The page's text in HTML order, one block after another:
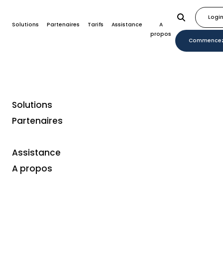
Solutions Partenaires Tarifs Assistance
A
propos
Login
Solutions
Partenaires
Assistance
A propos
Louer un terminal de
Idéal pour les événements